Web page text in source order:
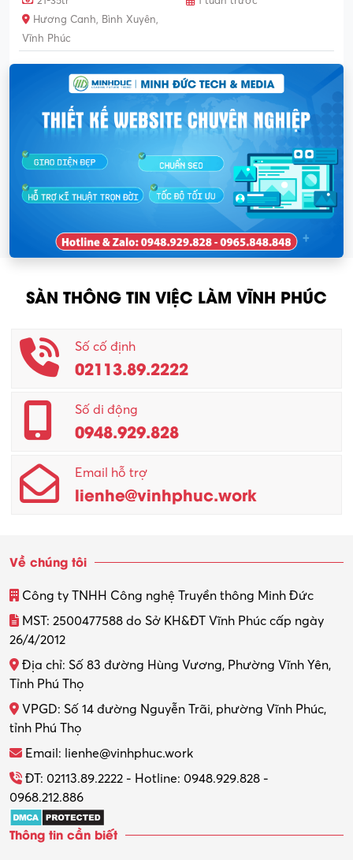
Hương Canh, Bình Xuyên,
Vĩnh Phúc
SÀN THÔNG TIN VIỆC LÀM VĨNH PHÚC
Số cố định
02113.89.2222
Số di động
0948.929.828
Email hỗ trợ
lienhe@vinhphuc.work
Về chúng tôi
Công ty TNHH Công nghệ Truyền thông Minh Đức
MST: 2500477588 do Sở KH&ĐT Vĩnh Phúc cấp ngày
26/4/2012
Địa chỉ: Số 83 đường Hùng Vương, Phường Vĩnh Yên,
Tỉnh Phú Thọ
VPGD: Số 14 đường Nguyễn Trãi, phường Vĩnh Phúc,
tỉnh Phú Thọ
Email: lienhe@vinhphuc.work
ĐT: 02113.89.2222 - Hotline: 0948.929.828 -
0968.212.886
Thông tin cần biết